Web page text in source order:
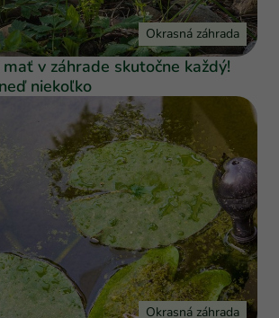
Okrasná záhrada
mať v záhrade skutočne každý!
niekoľko
Okrasná záhrada